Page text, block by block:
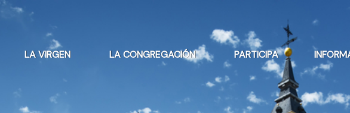
LA VIRGEN LA CONGREGACIÓN PARTICIPA